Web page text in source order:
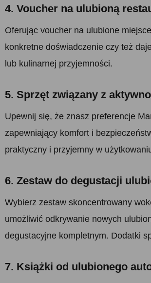
4. Voucher na ulubioną
Oferując voucher na ulubione
konkretne doświadczenie czy też
lub kulinarnej przyjemności.
5. Sprzęt związany z
Upewnij się, że znasz preferencje
zapewniający komfort i
praktyczny i przyjemny w
6. Zestaw do degustacji
Wybierz zestaw skoncentrowany
umożliwić odkrywanie nowych
degustacyjne kompletnym. Dodatki
7. Książki od ulubionego